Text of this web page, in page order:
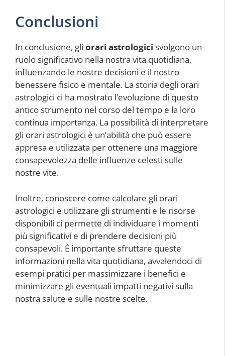
Conclusioni
In conclusione, gli orari astrologici svolgono un
ruolo significativo nella nostra vita quotidiana,
influenzando le nostre decisioni e il nostro
benessere fisico e mentale. La storia degli orari
astrologici ci ha mostrato l’evoluzione di questo
antico strumento nel corso del tempo e la loro
continua importanza. La possibilità di interpretare
gli orari astrologici è un’abilità che può essere
appresa e utilizzata per ottenere una maggiore
consapevolezza delle influenze celesti sulle
nostre vite.
Inoltre, conoscere come calcolare gli orari
astrologici e utilizzare gli strumenti e le risorse
disponibili ci permette di individuare i momenti
più significativi e di prendere decisioni più
consapevoli. È importante sfruttare queste
informazioni nella vita quotidiana, avvalendoci di
esempi pratici per massimizzare i benefici e
minimizzare gli eventuali impatti negativi sulla
nostra salute e sulle nostre scelte.